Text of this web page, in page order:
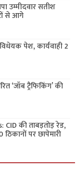
उम्मीदवार सतीश
से आगे
पेश, कार्यवाही 2
‘जॉब ट्रैफिकिंग’ की
की ताबड़तोड़ रेड,
पर छापेमारी